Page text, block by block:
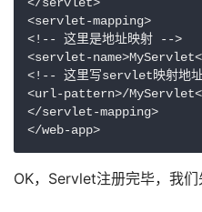
</servlet>
<servlet-mapping>
<!-- 这里是地址映射 -->
<servlet-
<!-- 这里写servlet映射地
<url-pattern>/
</servlet-mapping>
</web-app>
OK，Servlet注册完毕，我们